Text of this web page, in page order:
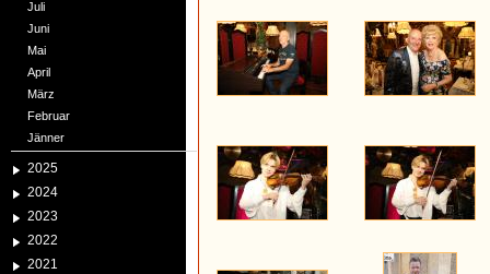
Juli
Juni
Mai
April
März
Februar
Jänner
2025
2024
2023
2022
2021